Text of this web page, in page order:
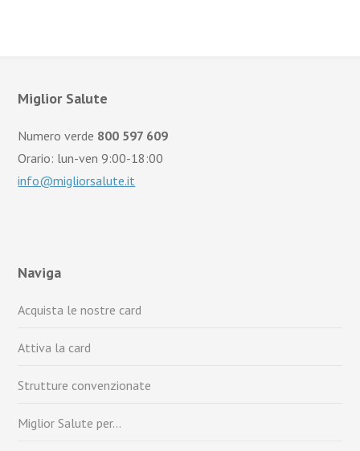
Miglior Salute
Numero verde 800 597 609
Orario: lun-ven 9:00-18:00
info@migliorsalute.it
Naviga
Acquista le nostre card
Attiva la card
Strutture convenzionate
Miglior Salute per…